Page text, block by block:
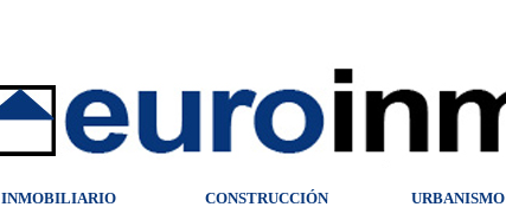
INMOBILIARIO CONSTRUCCIÓN URBANISMO